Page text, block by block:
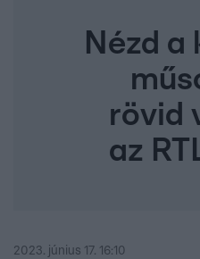
Nézd a
rövid
az
2023. június 17. 16:10